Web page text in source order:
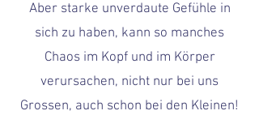
Aber starke unverdaute Gefühle in
sich zu haben, kann so manches
Chaos im Kopf und im Körper
verursachen, nicht nur bei uns
Grossen, auch schon bei den Kleinen!